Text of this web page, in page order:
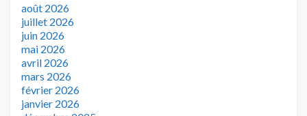
août 2026
juillet 2026
juin 2026
mai 2026
avril 2026
mars 2026
février 2026
janvier 2026